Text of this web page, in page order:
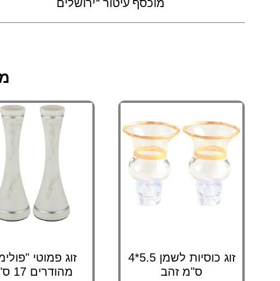
זוג כוסיות לשמן 5.5*4
ס"מ זהב
זוג פמוטי
מהודרים 17 ס"מ